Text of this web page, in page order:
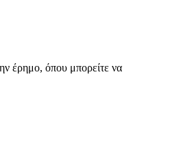
έρημο, όπου μπορείτε να